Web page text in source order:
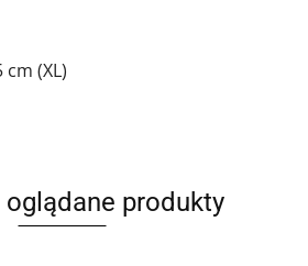
cm (XL)
produkty